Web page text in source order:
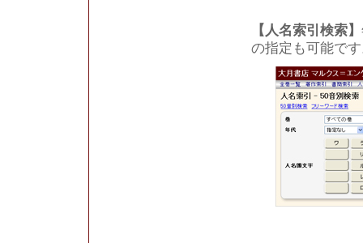
【人名索引検索】
の指定も可能で